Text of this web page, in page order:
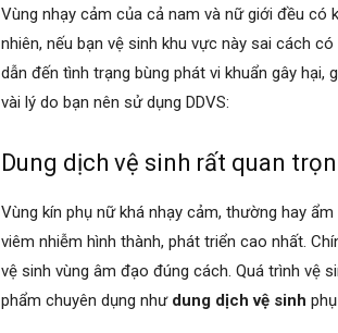
Vùng nhạy cảm của cả nam và nữ giới đều có
nhiên, nếu bạn vệ sinh khu vực này sai cách
dẫn đến tình trạng bùng phát vi khuẩn gây
vài lý do bạn nên sử dụng DDVS:
Dung dịch vệ sinh rất quan
Vùng kín phụ nữ khá nhạy cảm, thường hay
viêm nhiễm hình thành, phát triển cao nhất.
vệ sinh vùng âm đạo đúng cách. Quá trình vệ
phẩm chuyên dụng như dung dịch vệ sinh